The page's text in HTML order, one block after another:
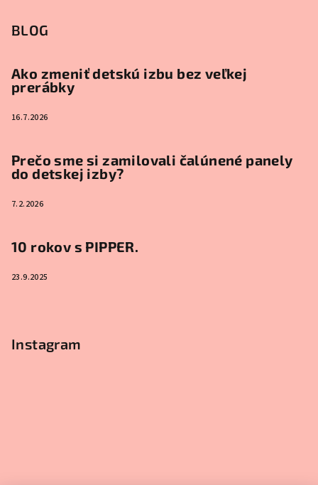
BLOG
Ako zmeniť detskú izbu bez veľkej
prerábky
16.7.2026
Prečo sme si zamilovali čalúnené panely
do detskej izby?
7.2.2026
10 rokov s PIPPER.
23.9.2025
Instagram